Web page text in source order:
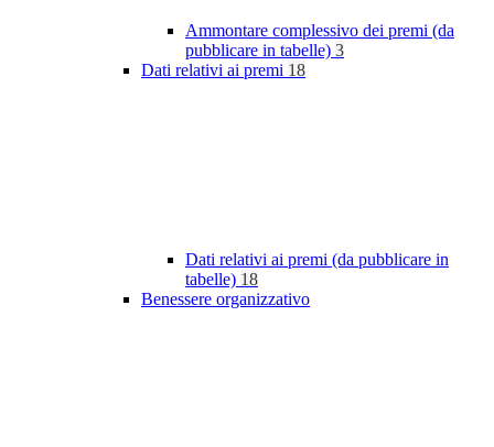
Ammontare complessivo dei premi (da
pubblicare in tabelle) 3
Dati relativi ai premi 18
Dati relativi ai premi (da pubblicare in
tabelle) 18
Benessere organizzativo